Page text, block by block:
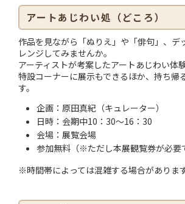
アートあじわい処（どころ）
作品を見ながら「ぬりえ」や「俳句」、デ
レンジしてみませんか。
アーティストが考案したアートあじわい体
特設コーナーに展示もできるほか、持ち帰
す。
企画：原田真紀（キュレーター）
日時：会期中10：30〜16：30
会場：展覧会場
参加無料（※ただし本展観覧券が必要
※時間帯によっては混雑する場合があります